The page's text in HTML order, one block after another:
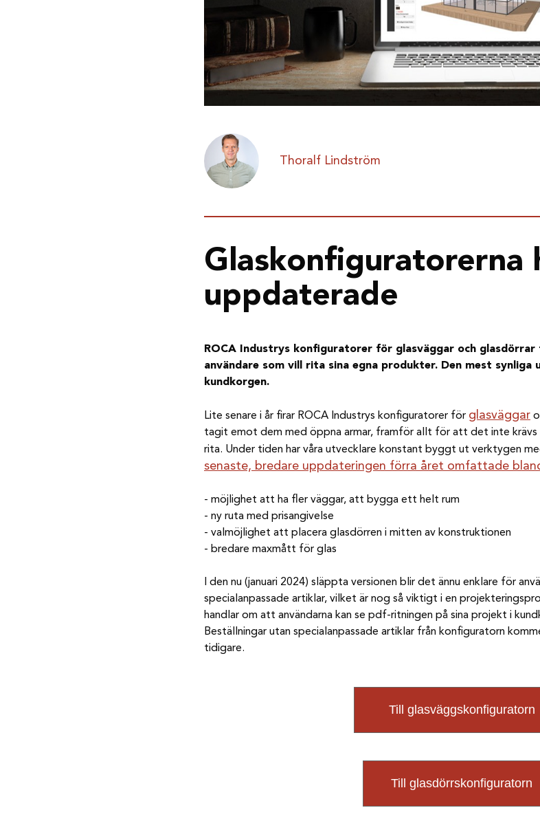
Thoralf Lindström
Glaskonfiguratorerna
uppdaterade
ROCA Industrys konfiguratorer för glasväggar och glasdörrar
användare som vill rita sina egna produkter. Den mest synliga
kundkorgen.
Lite senare i år firar ROCA Industrys konfiguratorer för glasväggar
tagit emot dem med öppna armar, framför allt för att det inte krävs
rita. Under tiden har våra utvecklare konstant byggt ut verktygen
senaste, bredare uppdateringen förra året omfattade
- möjlighet att ha fler väggar, att bygga ett helt rum
- ny ruta med prisangivelse
- valmöjlighet att placera glasdörren i mitten av konstruktionen
- bredare maxmått för glas
I den nu (januari 2024) släppta versionen blir det ännu enklare för
specialanpassade artiklar, vilket är nog så viktigt i en
handlar om att användarna kan se pdf-ritningen på sina projekt i
Beställningar utan specialanpassade artiklar från konfiguratorn
tidigare.
Till glasväggskonfiguratorn
Till glasdörrskonfiguratorn